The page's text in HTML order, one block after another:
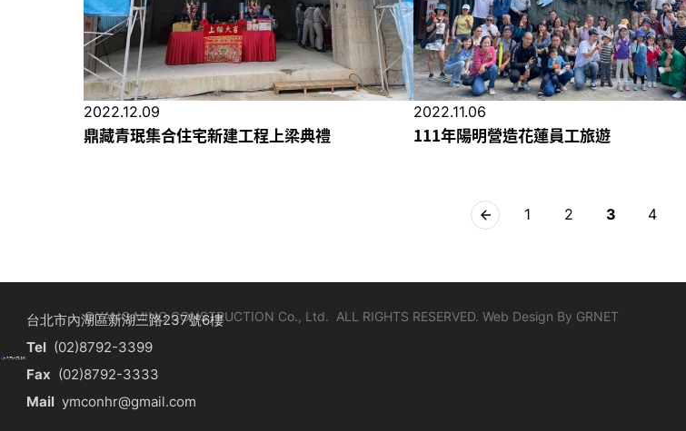
2022.12.09
鼎藏青珉集合住宅新建工程上梁典禮
2022.11.06
111年陽明營造花蓮員工旅遊
1 2 3 4
台北市內湖區新湖三路237號6樓
Tel (02)8792-3399
Fax (02)8792-3333
Mail ymconhr@gmail.com
©YANG MING CONSTRUCTION Co., Ltd. ALL RIGHTS RESERVED. Web Design By GRNET